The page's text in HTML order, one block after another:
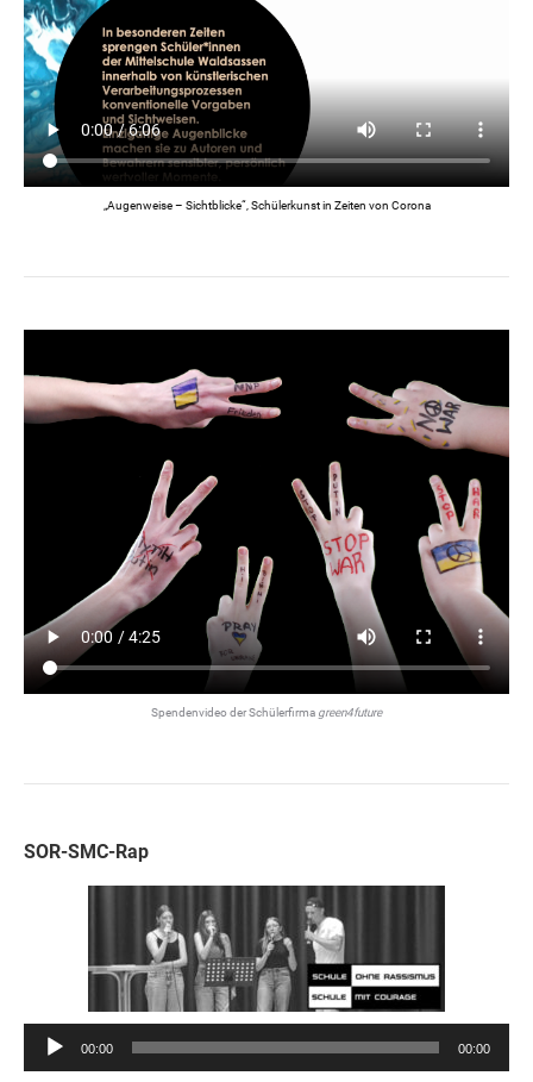
„Augenweise – Sichtblicke“, Schülerkunst in Zeiten von Corona
Spendenvideo der Schülerfirma green4future
SOR-SMC-Rap
Audio-
00:00 00:00